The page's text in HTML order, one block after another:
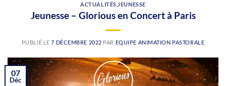
ACTUALITÉS JEUNESSE
Jeunesse – Glorious en Concert à Paris
PUBLIÉ LE7 DÉCEMBRE 2022 PAR EQUIPE ANIMATION PASTORALE
07
Déc